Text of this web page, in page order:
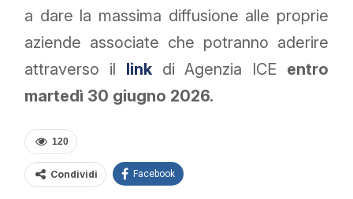
a dare la massima diffusione alle proprie
aziende associate che potranno aderire
attraverso il linkdi Agenzia ICE entro
martedì 30 giugno 2026.
120
Condividi Facebook